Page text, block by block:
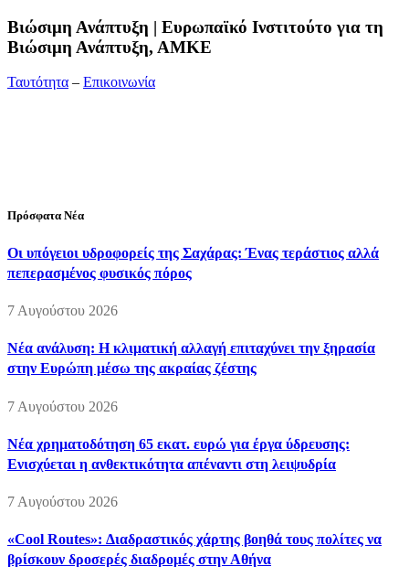
Bιώσιμη Ανάπτυξη | Ευρωπαϊκό Ινστιτούτο για τη
Βιώσιμη Ανάπτυξη, ΑΜΚΕ
Ταυτότητα – Επικοινωνία
Πρόσφατα Νέα
Οι υπόγειοι υδροφορείς της Σαχάρας: Ένας τεράστιος αλλά
πεπερασμένος φυσικός πόρος
7 Αυγούστου 2026
Νέα ανάλυση: Η κλιματική αλλαγή επιταχύνει την ξηρασία
στην Ευρώπη μέσω της ακραίας ζέστης
7 Αυγούστου 2026
Νέα χρηματοδότηση 65 εκατ. ευρώ για έργα ύδρευσης:
Ενισχύεται η ανθεκτικότητα απέναντι στη λειψυδρία
7 Αυγούστου 2026
«Cool Routes»: Διαδραστικός χάρτης βοηθά τους πολίτες να
βρίσκουν δροσερές διαδρομές στην Αθήνα